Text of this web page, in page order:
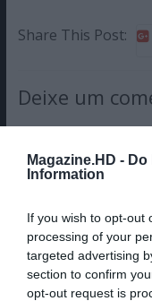
Magazine.HD - Do
Information
If you wish to opt-out
processing of your
targeted advertising
section to confirm
opt-out request is
Share This Post:
Deixe um
obrigatórios
Nome